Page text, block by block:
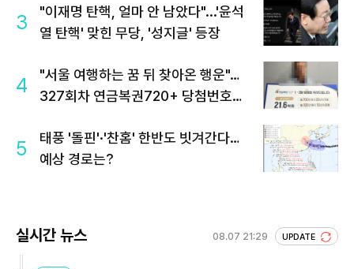
3
"이재명 탄핵, 얼마 안 남았다"...'윤석
열 탄핵' 맞힌 무당, '성지글' 등장
4
"서울 여행하는 꿈 뒤 찾아온 행운"…
327회차 연금복권720+ 당첨번호조
5
태풍 '돌핀'·'찬홈' 한반도 빗겨간다…
예상 경로는?
실시간 뉴스 08.07 21:29 UPDATE